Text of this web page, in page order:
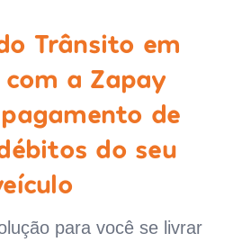
Trânsito em
a Zapay
de
do seu
para você se livrar